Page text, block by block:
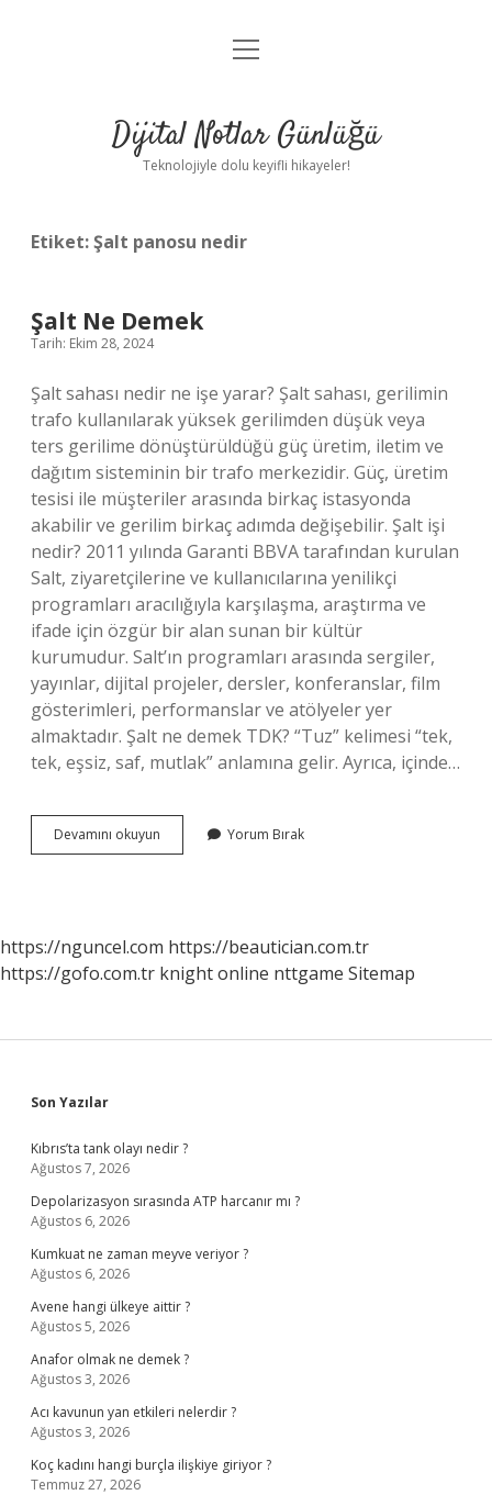
Anasayfa
Yasal Uyarı
menüyü
Dijital Notlar Günlüğü
Teknolojiyle dolu keyifli hikayeler!
Etiket:Şalt panosu nedir
Şalt Ne Demek
Tarih: Ekim 28, 2024
Şalt sahası nedir ne işe yarar? Şalt sahası, gerilimin
trafo kullanılarak yüksek gerilimden düşük veya
ters gerilime dönüştürüldüğü güç üretim, iletim ve
dağıtım sisteminin bir trafo merkezidir. Güç, üretim
tesisi ile müşteriler arasında birkaç istasyonda
akabilir ve gerilim birkaç adımda değişebilir. Şalt işi
nedir? 2011 yılında Garanti BBVA tarafından kurulan
Salt, ziyaretçilerine ve kullanıcılarına yenilikçi
programları aracılığıyla karşılaşma, araştırma ve
ifade için özgür bir alan sunan bir kültür
kurumudur. Salt’ın programları arasında sergiler,
yayınlar, dijital projeler, dersler, konferanslar, film
gösterimleri, performanslar ve atölyeler yer
almaktadır. Şalt ne demek TDK? “Tuz” kelimesi “tek,
tek, eşsiz, saf, mutlak” anlamına gelir. Ayrıca, içinde…
Devamını okuyun
Ne
Yorum Bırak
https://nguncel.com https://beautician.com.tr
https://gofo.com.tr knight online nttgame Sitemap
Sidebar
Son Yazılar
Kıbrıs’ta tank olayı nedir ?
Ağustos 7, 2026
Depolarizasyon sırasında ATP harcanır mı ?
Ağustos 6, 2026
Kumkuat ne zaman meyve veriyor ?
Ağustos 6, 2026
Avene hangi ülkeye aittir ?
Ağustos 5, 2026
Anafor olmak ne demek ?
Ağustos 3, 2026
Acı kavunun yan etkileri nelerdir ?
Ağustos 3, 2026
Koç kadını hangi burçla ilişkiye giriyor ?
Temmuz 27, 2026